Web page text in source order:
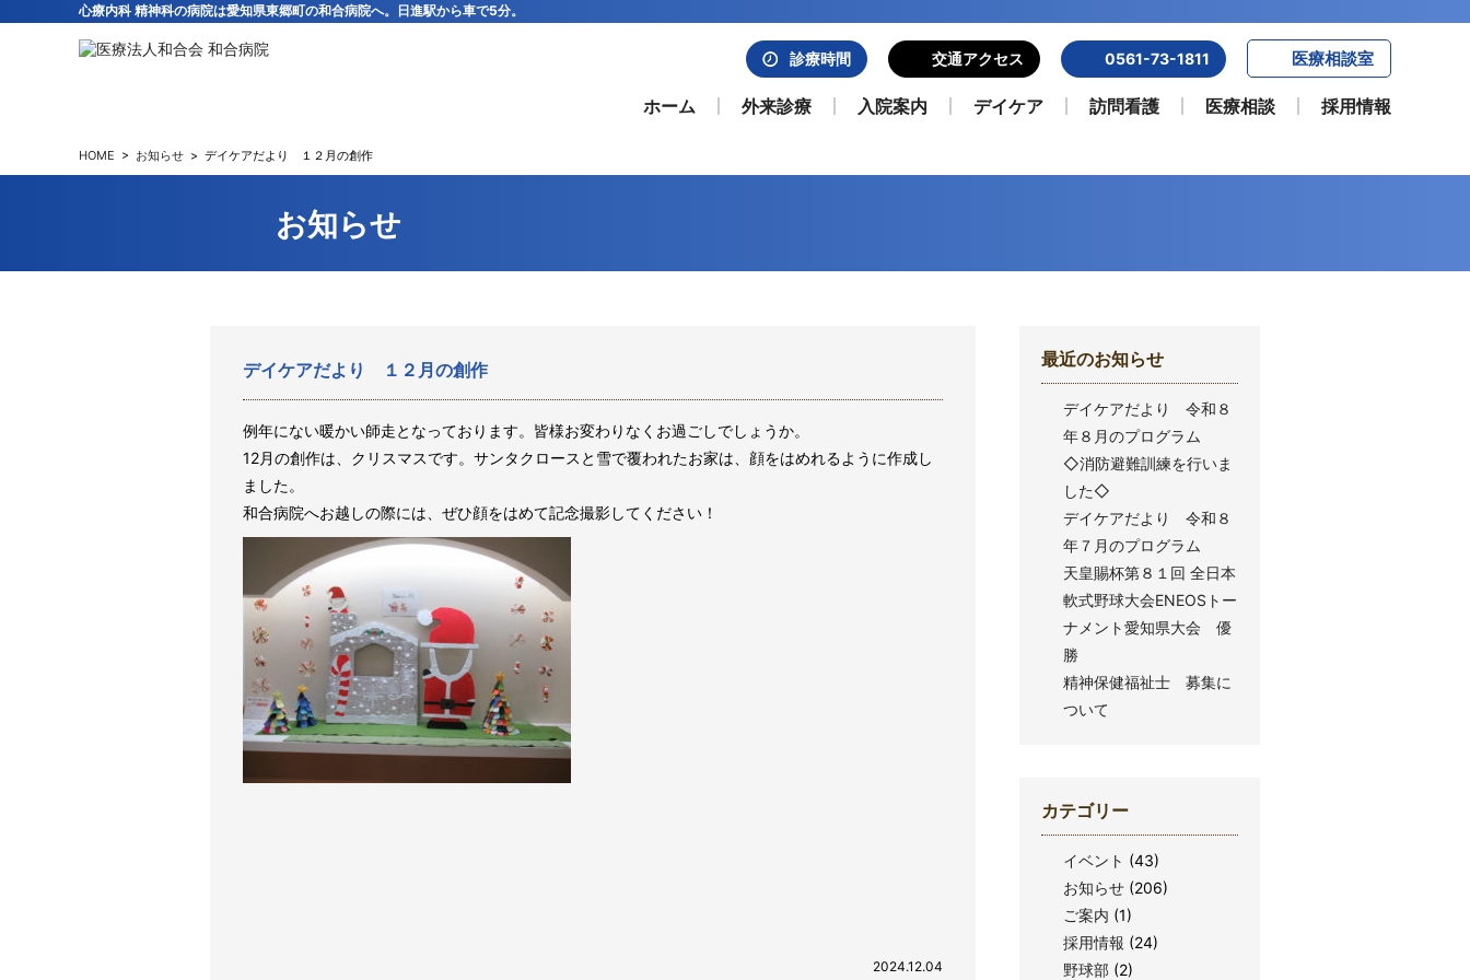
心療内科 精神科の病院は愛知県東郷町の和合病院へ。日進駅から車で5分。
診療時間 交通アクセス 0561-73-1811 医療相談室
ホーム 外来診療 入院案内 デイケア 訪問看護 医療相談 採用情報
HOME > お知らせ > デイケアだより １２月の創作
お知らせ
デイケアだより １２月の創作
例年にない暖かい師走となっております。皆様お変わりなくお過ごしでしょうか。
12月の創作は、クリスマスです。サンタクロースと雪で覆われたお家は、顔をはめれるように作成し
ました。
和合病院へお越しの際には、ぜひ顔をはめて記念撮影してください！
2024.12.04
最近のお知らせ
デイケアだより 令和８
年８月のプログラム
◇消防避難訓練を行いま
した◇
デイケアだより 令和８
年７月のプログラム
天皇賜杯第８１回 全日本
軟式野球大会ENEOSトー
ナメント愛知県大会 優
勝
精神保健福祉士 募集に
ついて
カテゴリー
イベント (43)
お知らせ (206)
ご案内 (1)
採用情報 (24)
野球部 (2)